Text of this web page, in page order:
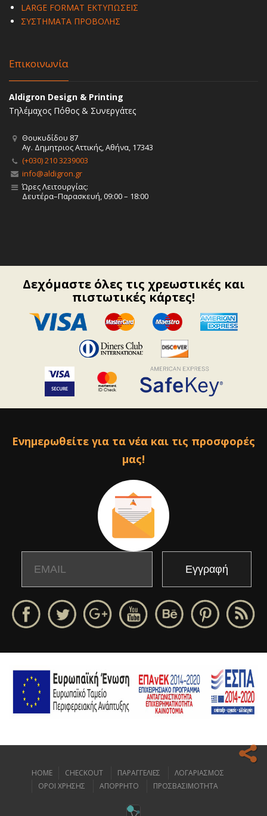
LARGE FORMAT ΕΚΤΥΠΩΣΕΙΣ
ΣΥΣΤΗΜΑΤΑ ΠΡΟΒΟΛΗΣ
Επικοινωνία
Aldigron Design & Printing
Τηλέμαχος Πόθος & Συνεργάτες
Θουκυδίδου 87
Αγ. Δημητριος Αττικής, Αθήνα, 17343
(+030) 210 3239003
info@aldigron.gr
Ώρες Λειτουργίας:
Δευτέρα–Παρασκευή, 09:00 – 18:00
Δεχόμαστε όλες τις χρεωστικές και
πιστωτικές κάρτες!
Ενημερωθείτε για τα νέα και τις προσφορές
μας!
Ο ιστοχώρος μας κάνει χρήση cookies για να σας προσφέρει την
HOME CHECKOUT ΠΑΡΑΓΓΕΛΙΕΣ
ΛΟΓΑΡΙΑΣΜΟΣ
ΟΡΟΙ ΧΡΗΣΗΣ
ΑΠΟΡΡΗΤΟ ΠΡΟΣΒΑΣΙΜΟΤΗΤΑ